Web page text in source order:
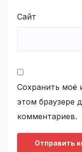
Сайт
Сохранить моё
этом браузере
комментариев.